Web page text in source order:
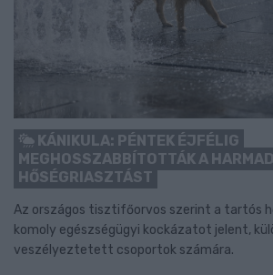
KÁNIKULA: PÉNTEK ÉJFÉLIG
MEGHOSSZABBÍTOTTÁK A
HŐSÉGRIASZTÁST
Az országos tisztifőorvos szerint a tartós
komoly egészségügyi kockázatot jelent,
veszélyeztetett csoportok számára.